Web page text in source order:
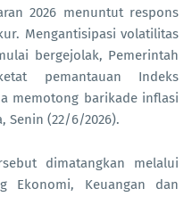
2026 menuntut respons
Mengantisipasi volatilitas
bergejolak, Pemerintah
pemantauan Indeks
memotong barikade inflasi
Senin (22/6/2026).
dimatangkan melalui
Ekonomi, Keuangan dan